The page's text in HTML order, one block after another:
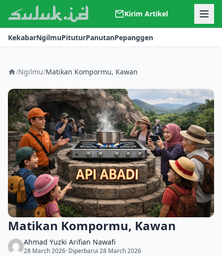
Kirim Artikel
Kerjasama
Kontak
KekabarNgilmuPituturPanutanPepanggen
/Ngilmu/Matikan Kompormu, Kawan
Matikan Kompormu, Kawan
Ahmad Yuzki Arifian Nawafi
28 March 2026· Diperbarui 28 March 2026